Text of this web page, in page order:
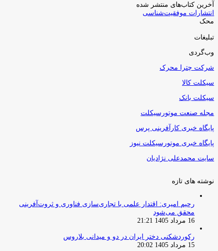
آخرین کتاب‌های منتشر شده
انتشارات موفقیت‌شناسی
محک
تبلیغات
وب‌گردی
شرکت چترا محرک
سیکلت کالا
سیکلت بانک
مجله صنعت موتورسیکلت
پایگاه خبری کارآفرینی پرس
پایگاه خبری موتورسیکلت نیوز
سایت محمدعلی نژادیان
نوشته های تازه
رحیم امیری: اقتدار علمی با تجاری‌سازی فناوری و ثروت‌آفرینی
محقق می‌شود
16 مرداد 1405 21:21
رکوردشکنی دختر ایران در دو و میدانی بلاروس
15 مرداد 1405 20:02